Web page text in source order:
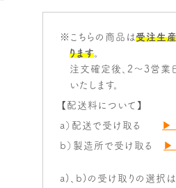
※こちらの商品は受注生
ります。
注文確定後、2～3営業
いたします。
【配送料について】
a）配送で受け取る ▶
b）製造所で受け取る ▶
a)、b)の受け取りの選択は